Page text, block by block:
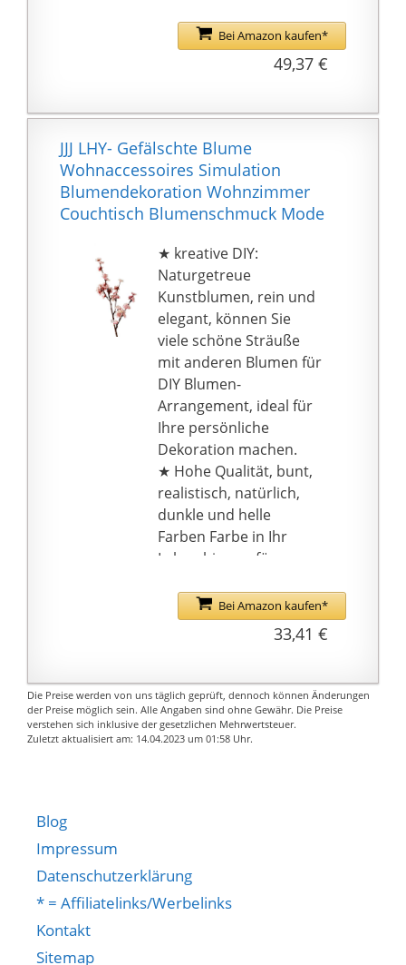
Weit verbreitet: Die
Türöffnung der
Ladenbesitzer-Glocke
Aufkleben auf Türen,
Veranden,
Kühlschränken,
Wänden, Restaurants,
Cafés, Geschäften und
möchten.
Einfach zu installieren:
Türklingel Windspiel,
Sie können den Klang
des Windspiels jedes
Mal hören, wenn Sie die
Tür öffnen oder
schließen, es wird Ihnen
passieren, wenn
jemand das Haus
betritt. Bitte beachten
Sie: Die Windspiele sind
für Aufhängen an der
Tür geeignet. Die Kraft
der Tür treibt die
dazu,
zusammenzustoßen,
um ein Geräusch zu
Ein einzigartiges
Kunstwerk, das Sie leise
betrachten, wird Ihnen
Bei Amazon kaufen*
49,37 €
JJJ LHY- Gefälschte Blume
Wohnaccessoires Simulation
Blumendekoration Wohnzimmer
Couchtisch Blumenschmuck Mode
★ kreative DIY:
Naturgetreue
Kunstblumen, rein und
elegant, können Sie
viele schöne Sträuße
mit anderen Blumen für
DIY Blumen-
Arrangement, ideal für
Ihre persönliche
Dekoration machen.
★ Hohe Qualität, bunt,
realistisch, natürlich,
dunkle und helle
Farben Farbe in Ihr
Leben hinzuzufügen.
hochwertiger
Materialien, dicke
Textur, klare Linien,
realistische Formen
und keine Verzerrung.
★ Dekorative Leben,
Leben, klar, einfach und
schön, als ob in der
Bei Amazon kaufen*
33,41 €
Die Preise werden von uns täglich geprüft, dennoch können Änderungen
der Preise möglich sein. Alle Angaben sind ohne Gewähr. Die Preise
verstehen sich inklusive der gesetzlichen Mehrwertsteuer.
Zuletzt aktualisiert am: 14.04.2023 um 01:58 Uhr.
Blog
Impressum
Datenschutzerklärung
* = Affiliatelinks/Werbelinks
Kontakt
Sitemap